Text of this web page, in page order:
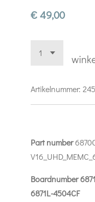
€ 49,00
Artikelnummer:
Part number
Boardnumber
6871L-4504CF